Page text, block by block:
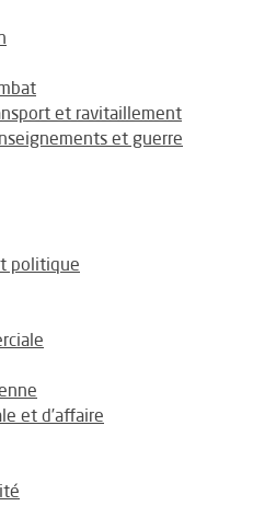
et ravitaillement
et guerre
politique
et d’affaire